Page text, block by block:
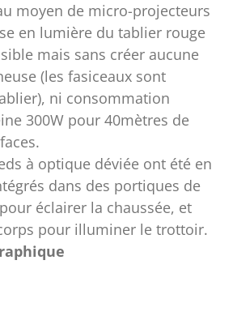
moyen de micro-projecteurs
en lumière du tablier rouge
mais sans créer aucune
(les fasiceaux sont
ni consommation
300W pour 40mètres de
à optique déviée ont été en
dans des portiques de
éclairer la chaussée, et
pour illuminer le trottoir.